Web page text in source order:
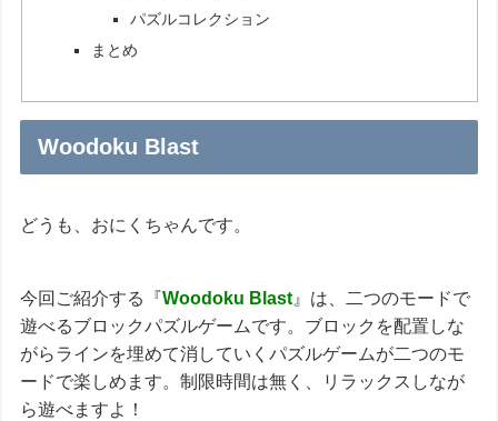
パズルコレクション
まとめ
Woodoku Blast
どうも、おにくちゃんです。
今回ご紹介する『Woodoku Blast 』は、二つのモードで
遊べるブロックパズルゲームです。ブロックを配置しな
がらラインを埋めて消していくパズルゲームが二つのモ
ードで楽しめます。制限時間は無く、リラックスしなが
ら遊べますよ！